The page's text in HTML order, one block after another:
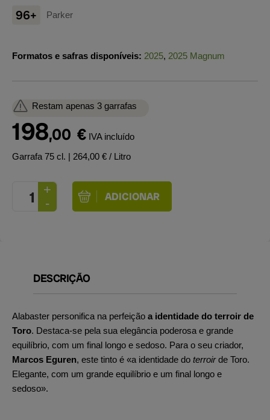
96+ Parker
Formatos e safras disponíveis: 2025, 2025 Magnum
Restam apenas 3 garrafas
198,00 € IVA incluído
Garrafa 75 cl. | 264,00 € / Litro
DESCRIÇÃO
Alabaster personifica na perfeição a identidade do terroir de
Toro. Destaca-se pela sua elegância poderosa e grande
equilíbrio, com um final longo e sedoso. Para o seu criador,
Marcos Eguren, este tinto é «a identidade do terroirde Toro.
Elegante, com um grande equilíbrio e um final longo e
sedoso».